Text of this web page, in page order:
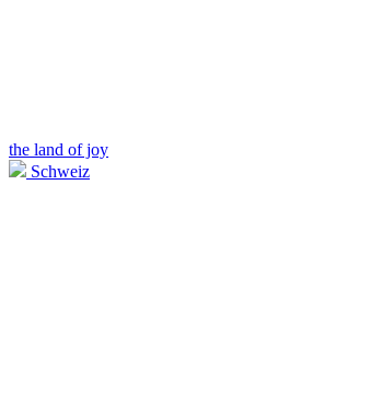
the land of joy
Schweiz